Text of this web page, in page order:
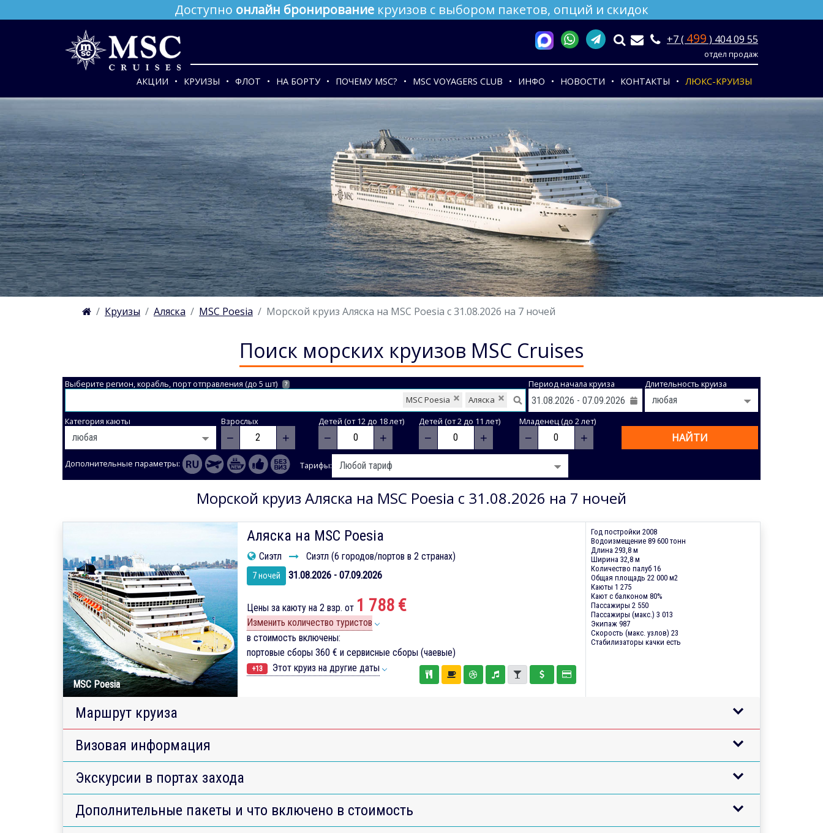
Доступно онлайн бронирование круизов с выбором пакетов, опций и скидок
+7 ( 499 ) 404 09 55
отдел продаж
АКЦИИ КРУИЗЫ ФЛОТ НА БОРТУ ПОЧЕМУ MSC? MSC VOYAGERS CLUB ИНФО НОВОСТИ КОНТАКТЫ ЛЮКС-КРУИЗЫ
Круизы Аляска MSC Poesia Морской круиз Аляска на MSC Poesia с 31.08.2026 на 7 ночей
Поиск морских круизов MSC Cruises
Выберите регион, корабль, порт отправления (до 5 шт) ?
Аляска
MSC Poesia
Период начала круиза Длительность круиза
Категория каюты Взрослых
− +
Детей (от 12 до 18 лет)
− +
Детей (от 2 до 11 лет)
− +
Младенец (до 2 лет)
− + НАЙТИ
Дополнительные параметры: Тарифы:
Морской круиз Аляска на MSC Poesia с 31.08.2026 на 7 ночей
MSC Poesia
Аляска на MSC Poesia
Сиэтл Сиэтл (6 городов/портов в 2 странах)
7 ночей 31.08.2026 - 07.09.2026
Цены за каюту на 2 взр. от 1 788 €
Изменить количество туристов
в стоимость включены:
портовые сборы 360 € и сервисные сборы (чаевые)
+13 Этот круиз на другие даты
Год постройки 2008
Водоизмещение 89 600 тонн
Длина 293,8 м
Ширина 32,8 м
Количество палуб 16
Общая площадь 22 000 м2
Каюты 1 275
Кают с балконом 80%
Пассажиры 2 550
Пассажиры (макс.) 3 013
Экипаж 987
Скорость (макс. узлов) 23
Стабилизаторы качки есть
Маршрут круиза
Визовая информация
Экскурсии в портах захода
Дополнительные пакеты и что включено в стоимость